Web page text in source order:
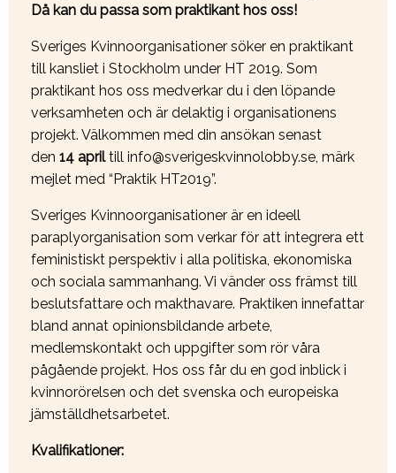
Då kan du passa som praktikant hos oss!
Sveriges Kvinnoorganisationer söker en praktikant
till kansliet i Stockholm under HT 2019. Som
praktikant hos oss medverkar du i den löpande
verksamheten och är delaktig i organisationens
projekt. Välkommen med din ansökan senast
den 14 apriltill info@sverigeskvinnolobby.se, märk
mejlet med “Praktik HT2019”.
Sveriges Kvinnoorganisationer är en ideell
paraplyorganisation som verkar för att integrera ett
feministiskt perspektiv i alla politiska, ekonomiska
och sociala sammanhang. Vi vänder oss främst till
beslutsfattare och makthavare. Praktiken innefattar
bland annat opinionsbildande arbete,
medlemskontakt och uppgifter som rör våra
pågående projekt. Hos oss får du en god inblick i
kvinnorörelsen och det svenska och europeiska
jämställdhetsarbetet.
Kvalifikationer: